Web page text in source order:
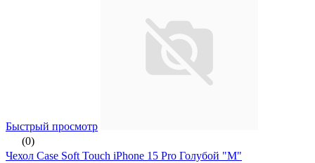
Быстрый просмотр
(0)
Чехол Case Soft Touch iPhone 15 Pro Голубой "М"